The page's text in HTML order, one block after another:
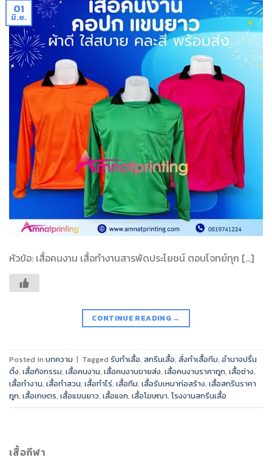
01
มิ.ย.
หัวข้อ: เสื้อคนงาน เสื้อทำงานสารพัดประโยชน์ ตอบโจทย์ทุก […]
CONTINUE READING →
Posted in บทความ | Tagged รับทำเสื้อ, สกรีนเสื้อ, สั่งทำเสื้อทีม, อำนาจปริ้น
ติ้ง, เสื้อกิจกรรม, เสื้อคนงาน, เสื้อคนงานขายส่ง, เสื้อคนงานราคาถูก, เสื้อช่าง,
เสื้อทำงาน, เสื้อทำสวน, เสื้อทำไร่, เสื้อทีม, เสื้อรับเหมาก่อสร้าง, เสื้อสกรีนราคา
ถูก, เสื้อเกษตร, เสื้อแขนยาว, เสื้อแจก, เสื้อโฆษณา, โรงงานสกรีนเสื้อ
เสื้อกีฬา